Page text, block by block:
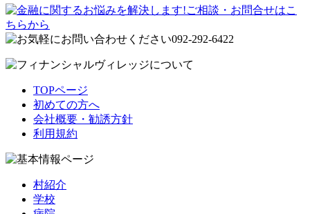
TOPページ
初めての方へ
会社概要・勧誘方針
利用規約
村紹介
学校